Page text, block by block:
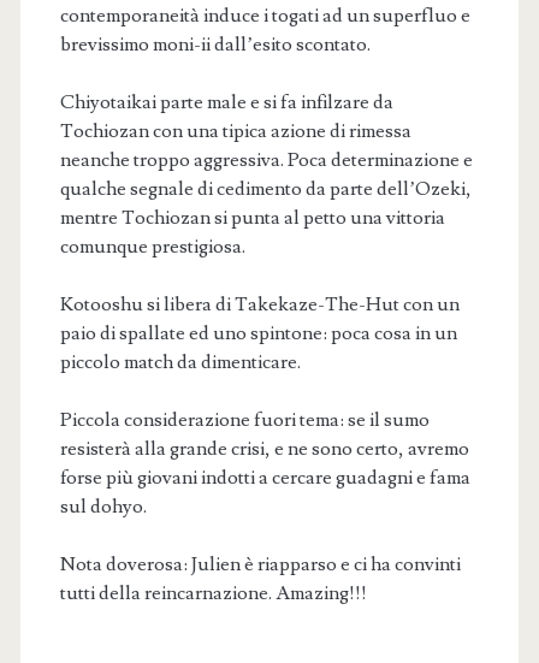
contemporaneità induce i togati ad un superfluo e
brevissimo moni-ii dall’esito scontato.
Chiyotaikai parte male e si fa infilzare da
Tochiozan con una tipica azione di rimessa
neanche troppo aggressiva. Poca determinazione e
qualche segnale di cedimento da parte dell’Ozeki,
mentre Tochiozan si punta al petto una vittoria
comunque prestigiosa.
Kotooshu si libera di Takekaze-The-Hut con un
paio di spallate ed uno spintone: poca cosa in un
piccolo match da dimenticare.
Piccola considerazione fuori tema: se il sumo
resisterà alla grande crisi, e ne sono certo, avremo
forse più giovani indotti a cercare guadagni e fama
sul dohyo.
Nota doverosa: Julien è riapparso e ci ha convinti
tutti della reincarnazione. Amazing!!!